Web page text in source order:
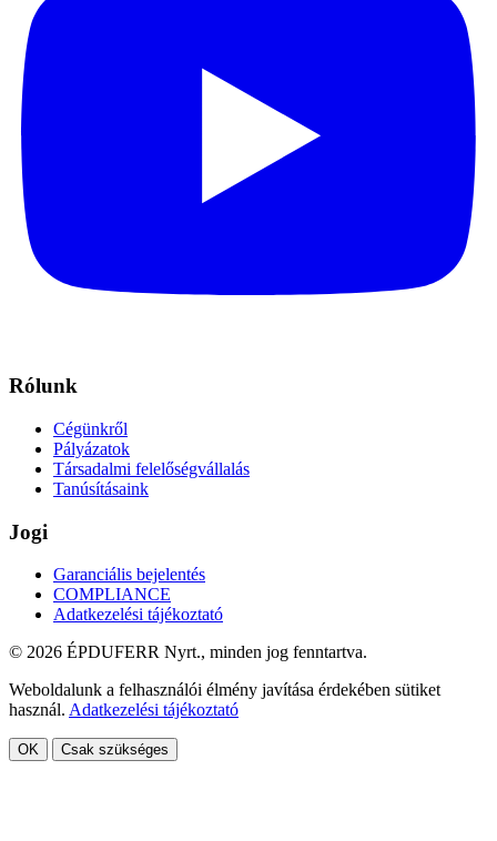
Rólunk
Cégünkről
Pályázatok
Társadalmi felelőségvállalás
Tanúsításaink
Jogi
Garanciális bejelentés
COMPLIANCE
Adatkezelési tájékoztató
© 2026 ÉPDUFERR Nyrt., minden jog fenntartva.
Weboldalunk a felhasználói élmény javítása érdekében sütiket
használ. Adatkezelési tájékoztató
OK Csak szükséges